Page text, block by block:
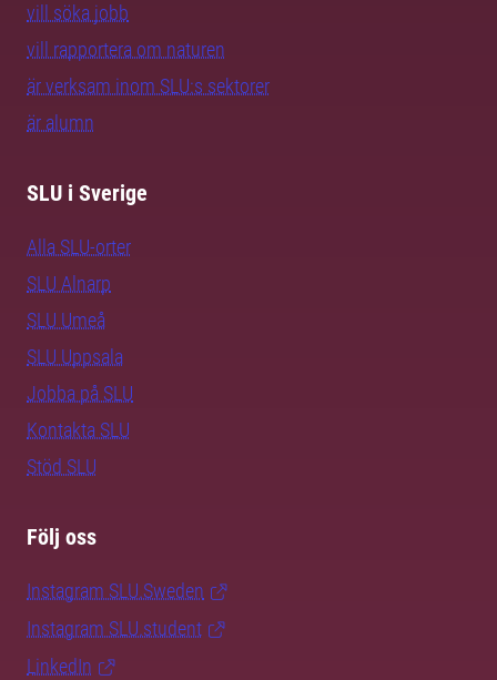
vill söka jobb
vill rapportera om naturen
är verksam inom SLU:s sektorer
är alumn
SLU i Sverige
Alla SLU-orter
SLU Alnarp
SLU Umeå
SLU Uppsala
Jobba på SLU
Kontakta SLU
Stöd SLU
Följ oss
Instagram SLU.Sweden
Instagram SLU.student
LinkedIn